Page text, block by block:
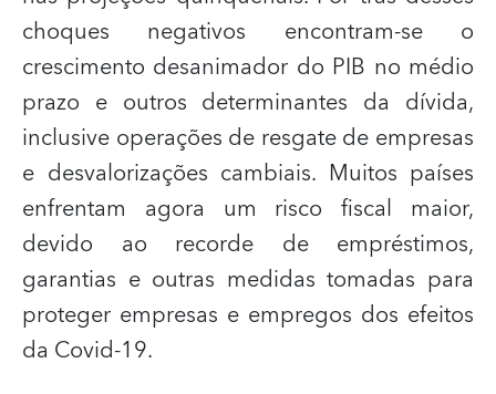
choques negativos encontram-se o
crescimento desanimador do PIB no médio
prazo e outros determinantes da dívida,
inclusive operações de resgate de empresas
e desvalorizações cambiais. Muitos países
enfrentam agora um risco fiscal maior,
devido ao recorde de empréstimos,
garantias e outras medidas tomadas para
proteger empresas e empregos dos efeitos
da Covid-19.